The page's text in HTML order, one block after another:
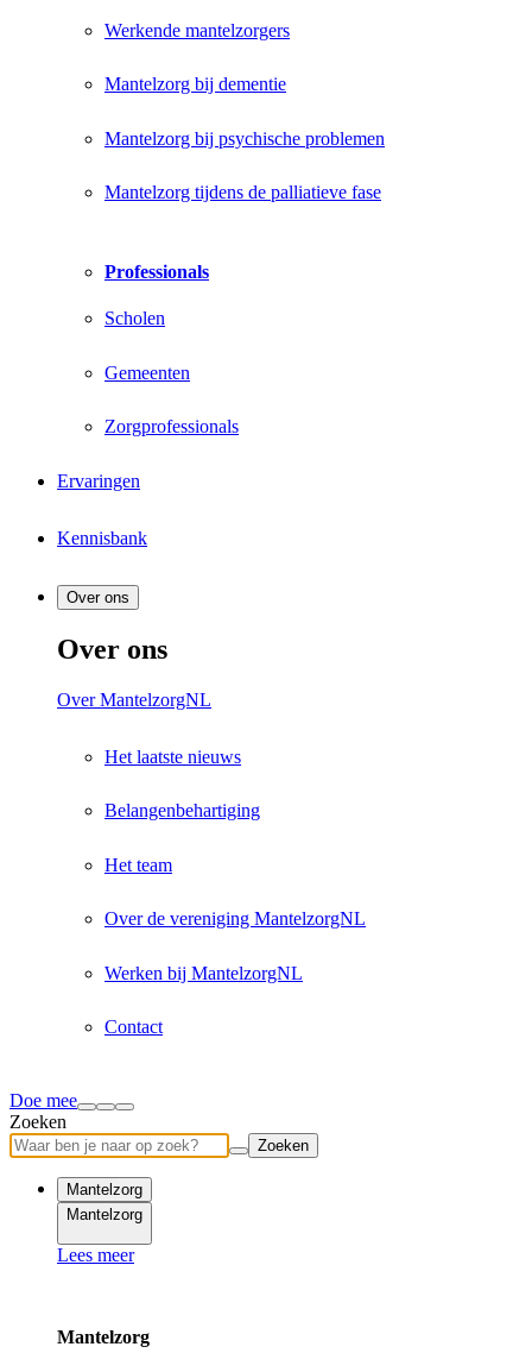
Werkende mantelzorgers
Mantelzorg bij dementie
Mantelzorg bij psychische problemen
Mantelzorg tijdens de palliatieve fase
Professionals
Scholen
Gemeenten
Zorgprofessionals
Ervaringen
Kennisbank
Over ons
Over ons
Over MantelzorgNL
Het laatste nieuws
Belangenbehartiging
Het team
Over de vereniging MantelzorgNL
Werken bij MantelzorgNL
Contact
Doe mee
Zoeken
Zoeken
Mantelzorg
Mantelzorg
Lees meer
Mantelzorg